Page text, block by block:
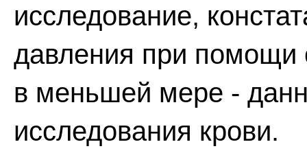
исследование,
давления при помощи
в меньшей мере -
исследования крови.